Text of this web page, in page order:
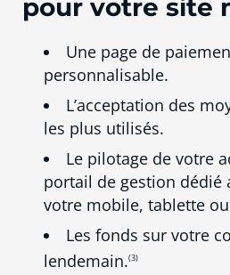
pour votre site
Une page de
personnalisable.
L’acceptation des
les plus utilisés.
Le pilotage de votre
portail de gestion dédié
votre mobile, tablette
Les fonds sur votre
lendemain.(3)